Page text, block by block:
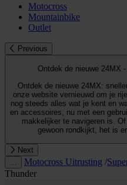
Motocross
Mountainbike
Outlet
Previous
Ontdek de nieuwe 24MX
Ontdek de nieuwe 24MX: sneller,
onze website vernieuwd om je
nog steeds alles wat je kent en
en accessoires, nu met een
makkelijker te navigeren is.
gewoon rondkijkt, het is
Next
Motocross Uitrusting /
Thunder